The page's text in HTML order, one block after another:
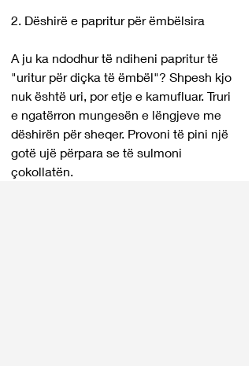
2. Dëshirë e papritur për ëmbëlsira
A ju ka ndodhur të ndiheni papritur të
"uritur për diçka të ëmbël"? Shpesh kjo
nuk është uri, por etje e kamufluar. Truri
e ngatërron mungesën e lëngjeve me
dëshirën për sheqer. Provoni të pini një
gotë ujë përpara se të sulmoni
çokollatën.